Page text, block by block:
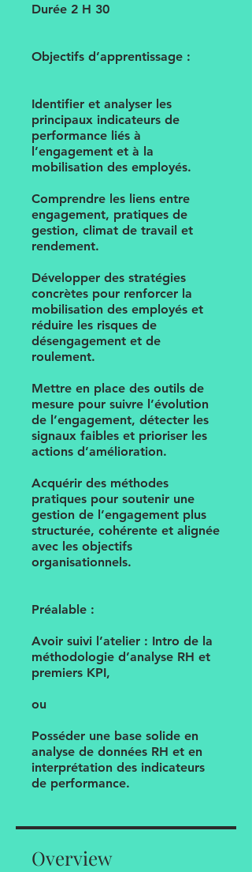
Durée 2 H 30
Objectifs d’apprentissage :
Identifier et analyser les
principaux indicateurs de
performance liés à
l’engagement et à la
mobilisation des employés.
Comprendre les liens entre
engagement, pratiques de
gestion, climat de travail et
rendement.
Développer des stratégies
concrètes pour renforcer la
mobilisation des employés et
réduire les risques de
désengagement et de
roulement.
Mettre en place des outils de
mesure pour suivre l’évolution
de l’engagement, détecter les
signaux faibles et prioriser les
actions d’amélioration.
Acquérir des méthodes
pratiques pour soutenir une
gestion de l’engagement plus
structurée, cohérente et alignée
avec les objectifs
organisationnels.
Préalable :
Avoir suivi l’atelier : Intro de la
méthodologie d’analyse RH et
premiers KPI,
ou
Posséder une base solide en
analyse de données RH et en
interprétation des indicateurs
Overview